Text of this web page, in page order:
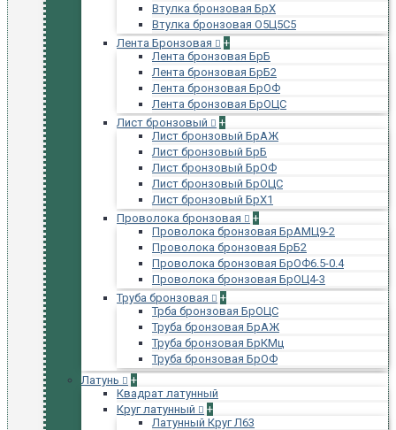
Втулка бронзовая БрХ
Втулка бронзовая О5Ц5С5
Лента Бронзовая
+
Лента бронзовая БрБ
Лента бронзовая БрБ2
Лента бронзовая БрОФ
Лента бронзовая БрОЦС
Лист бронзовый
+
Лист бронзовый БрАЖ
Лист бронзовый БрБ
Лист бронзовый БрОФ
Лист бронзовый БрОЦС
Лист бронзовый БрХ1
Проволока бронзовая
+
Проволока бронзовая БрАМЦ9-2
Проволока бронзовая БрБ2
Проволока бронзовая БрОФ6.5-0.4
Проволока бронзовая БрОЦ4-3
Труба бронзовая
+
Трба бронзовая БрОЦС
Труба бронзовая БрАЖ
Труба бронзовая БрКМц
Труба бронзовая БрОФ
Латунь
+
Квадрат латунный
Круг латунный
+
Латунный Круг Л63